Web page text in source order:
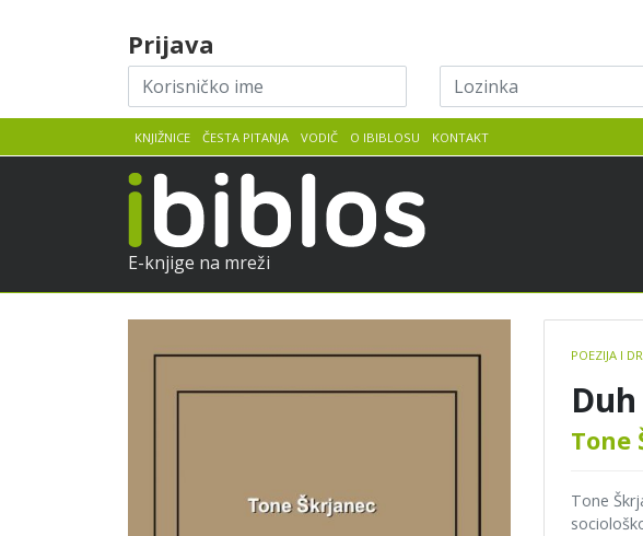
E-knjige na mreži
KNJIŽNICE ČESTA PITANJA VODIČ O IBIBLOSU KONTAKT
Prijava
Korisničko
ime
Lozinka
Škrjanec
Book
POEZIJA I
Tone
Tone